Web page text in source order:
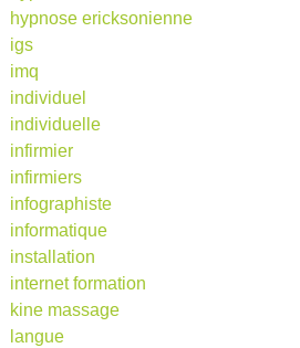
hypnose ericksonienne
igs
imq
individuel
individuelle
infirmier
infirmiers
infographiste
informatique
installation
internet formation
kine massage
langue